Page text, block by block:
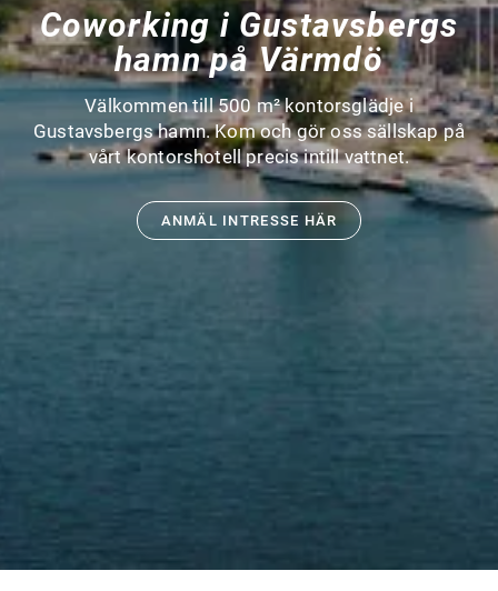
Coworking i Gustavsbergs
hamn på Värmdö
Välkommen till 500 m² kontorsglädje i
Gustavsbergs hamn. Kom och gör oss sällskap på
vårt kontorshotell precis intill vattnet.
ANMÄL INTRESSE HÄR